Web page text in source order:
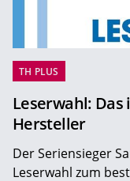
TH PLUS
Leserwahl:
Hersteller
Der Seriensieger
Leserwahl zum